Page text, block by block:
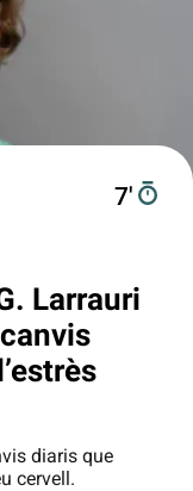
7′
Larrauri
diaris que
cervell.